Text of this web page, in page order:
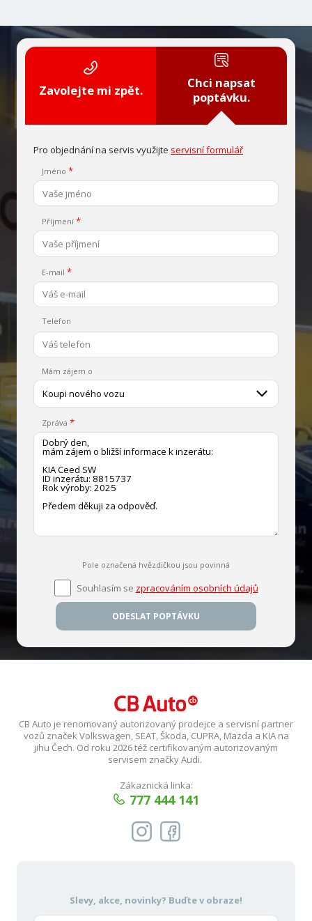
Zavolejte mi zpět.
Chci napsat
poptávku.
Pro objednání na servis využijte servisní formulář
Jméno
Příjmení
E-mail
Telefon
Mám zájem o
Koupi nového vozu
Zpráva
Pole označená hvězdičkou jsou povinná
Souhlasím se zpracováním osobních údajů
ODESLAT POPTÁVKU
CB Auto je renomovaný autorizovaný prodejce a servisní partner
vozů značek Volkswagen, SEAT, Škoda, CUPRA, Mazda a KIA na
jihu Čech. Od roku 2026 též certifikovaným autorizovaným
servisem značky Audi.
Zákaznická linka:
777 444 141
Slevy, akce, novinky? Buďte v obraze!